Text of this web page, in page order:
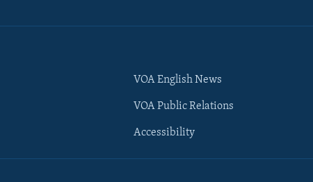
VOA English News
VOA Public Relations
Accessibility